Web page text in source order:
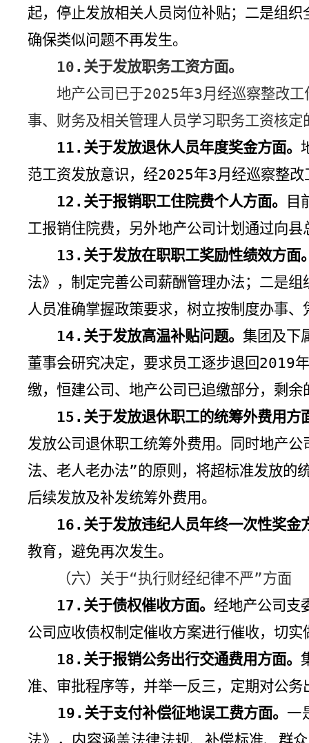
起，停止发放相关人员岗位补贴；二是组
确保类似问题不再发生。
10. 关于发放职务工资方面。
地产公司已于2025年3月经巡察整改
事、财务及相关管理人员学习职务工资核
11. 关于发放退休人员年度奖金方面。
范工资发放意识，经2025年3月经巡察整
12. 关于报销职工住院费个人方面。
目
工报销住院费，另外地产公司计划通过向
13. 关于发放在职职工奖励性绩效方面
法》，制定完善公司薪酬管理办法；二是
人员准确掌握政策要求，树立按制度办事
14. 关于发放高温补贴问题。集团及下
董事会研究决定，要求员工逐步退回2019
缴，恒建公司、地产公司已追缴部分，剩余
15. 关于发放退休职工的统筹外费用方
发放公司退休职工统筹外费用。同时地产
法、老人老办法”的原则，将超标准发放的
后续发放及补发统筹外费用。
16. 关于发放违纪人员年终一次性奖金
教育，避免再次发生。
（六）关于“执行财经纪律不严”方面
17. 关于债权催收方面。经地产公司支
公司应收债权制定催收方案进行催收，切
18. 关于报销公务出行交通费用方面。
准、审批程序等，并举一反三，定期对公
19. 关于支付补偿征地误工费方面。 一